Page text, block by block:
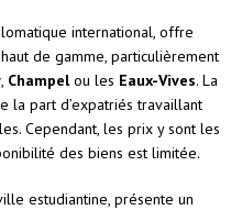
international, offre
de gamme, particulièrement
Champelou les Eaux-Vives. La
la part d’expatriés travaillant
Cependant, les prix y sont les
des biens est limitée.
estudiantine, présente un